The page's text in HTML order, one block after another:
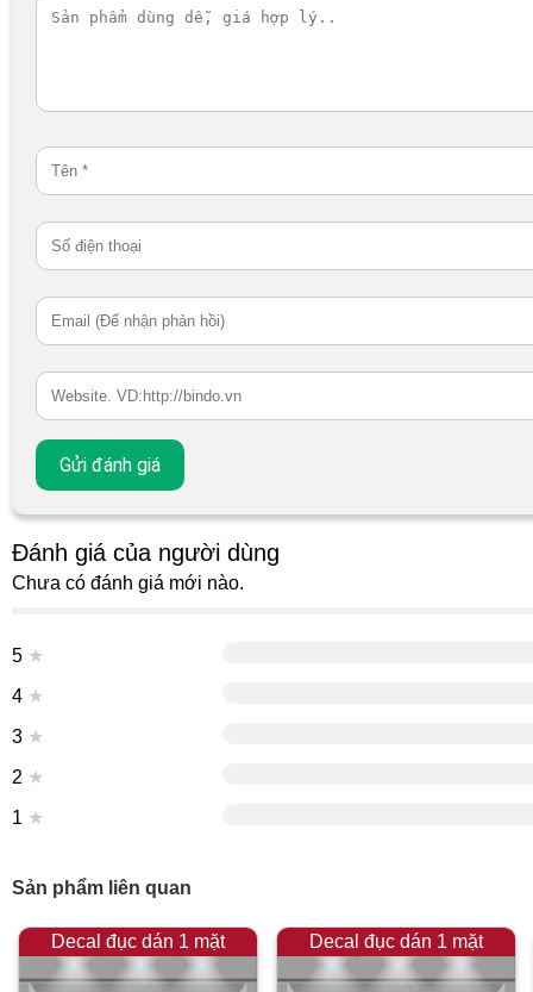
Đánh giá của người dùng
Chưa có đánh giá mới nào.
5 ★
4 ★
3 ★
2 ★
1 ★
Sản phẩm liên quan
Decal đục dán 1 mặt Decal đục dán 1 mặt